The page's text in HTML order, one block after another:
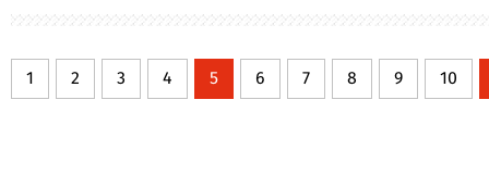
1 2 3 4 5 6 7 8 9 10